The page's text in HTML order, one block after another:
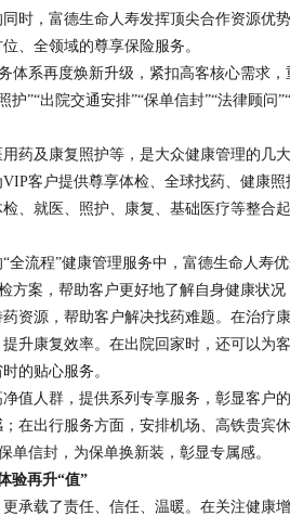
，富德生命人寿发挥顶尖合作资源优
、全领域的尊享保险服务。
系再度焕新升级，紧扣高客核心需求，
护”“出院交通安排”“保单信封”“法律顾问
及康复照护等，是大众健康管理的几
客户提供尊享体检、全球找药、健康
、就医、照护、康复、基础医疗等整合
流程”健康管理服务中，富德生命人寿优
方案，帮助客户更好地了解自身健康状
资源，帮助客户解决找药难题。在治疗
升康复效率。在出院回家时，还可以为
的贴心服务。
人群，提供系列专享服务，彰显客户
在出行服务方面，安排机场、高铁贵宾
单信封，为保单换新装，彰显专属感。
验再升“值”
载了责任、信任、温暖。在关注健康